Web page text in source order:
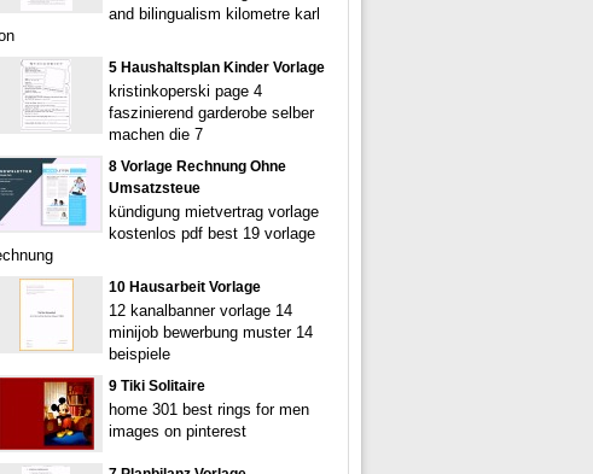
and bilingualism kilometre karl
5 Haushaltsplan Kinder Vorlage
kristinkoperski page 4
faszinierend garderobe selber
machen die 7
8 Vorlage Rechnung Ohne
Umsatzsteue
kündigung mietvertrag vorlage
kostenlos pdf best 19 vorlage
10 Hausarbeit Vorlage
12 kanalbanner vorlage 14
minijob bewerbung muster 14
beispiele
9 Tiki Solitaire
home 301 best rings for men
images on pinterest